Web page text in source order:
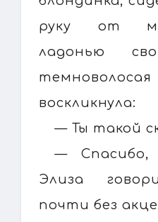
руку от
ладонью
воскликнула:
— Ты такой
—
Элиза
почти без